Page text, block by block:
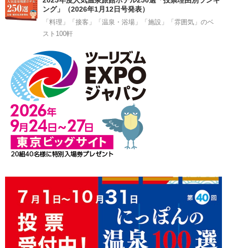
ング」（2026年1月12日号発表）
「料理」「接客」「温泉・浴場」「施設」「雰囲気」のベ
スト100軒